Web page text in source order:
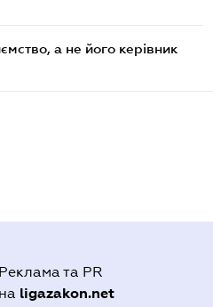
а не його керівник
Реклама та PR
на ligazakon.net